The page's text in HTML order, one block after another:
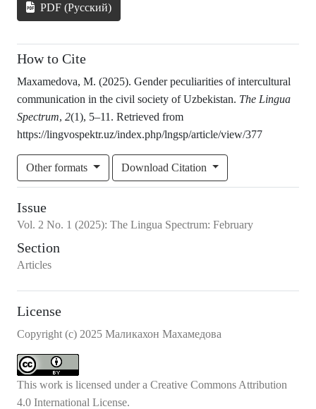
PDF (Русский)
How to Cite
Maxamedova, M. (2025). Gender peculiarities of intercultural
communication in the civil society of Uzbekistan. The Lingua
Spectrum, 2(1), 5–11. Retrieved from
https://lingvospektr.uz/index.php/lngsp/article/view/377
Other formats Download Citation
Issue
Vol. 2 No. 1 (2025): The Lingua Spectrum: February
Section
Articles
License
Copyright (c) 2025 Маликахон Махамедова
This work is licensed under a Creative Commons Attribution
4.0 International License.